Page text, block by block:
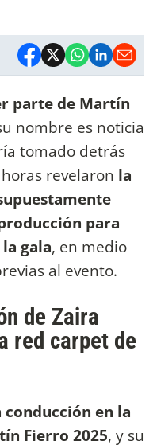
parte de Martín
nombre es noticia
tomado detrás
revelaron la
para
gala, en medio
al evento.
de Zaira
red carpet de
en la
Fierro 2025, y su